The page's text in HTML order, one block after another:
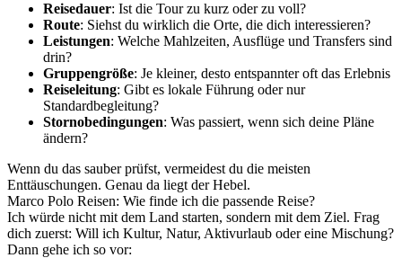
Reisedauer: Ist die Tour zu kurz oder zu voll?
Route: Siehst du wirklich die Orte, die dich interessieren?
Leistungen: Welche Mahlzeiten, Ausflüge und Transfers sind
drin?
Gruppengröße: Je kleiner, desto entspannter oft das Erlebnis
Reiseleitung: Gibt es lokale Führung oder nur
Standardbegleitung?
Stornobedingungen: Was passiert, wenn sich deine Pläne
ändern?
Wenn du das sauber prüfst, vermeidest du die meisten
Enttäuschungen. Genau da liegt der Hebel.
Marco Polo Reisen: Wie finde ich die passende Reise?
Ich würde nicht mit dem Land starten, sondern mit dem Ziel. Frag
dich zuerst: Will ich Kultur, Natur, Aktivurlaub oder eine Mischung?
Dann gehe ich so vor: